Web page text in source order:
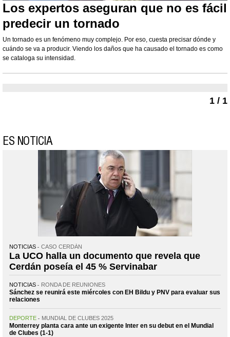
Los expertos aseguran que no es fácil
predecir un tornado
Un tornado es un fenómeno muy complejo. Por eso, cuesta precisar dónde y
cuándo se va a producir. Viendo los daños que ha causado el tornado es como
se cataloga su intensidad.
1 / 1
ES NOTICIA
NOTICIAS CASO CERDÁN
La UCO halla un documento que revela que
Cerdán poseía el 45 % Servinabar
NOTICIAS RONDA DE REUNIONES
Sánchez se reunirá este miércoles con EH Bildu y PNV para evaluar sus
relaciones
DEPORTE MUNDIAL DE CLUBES 2025
Monterrey planta cara ante un exigente Inter en su debut en el Mundial
de Clubes (1-1)